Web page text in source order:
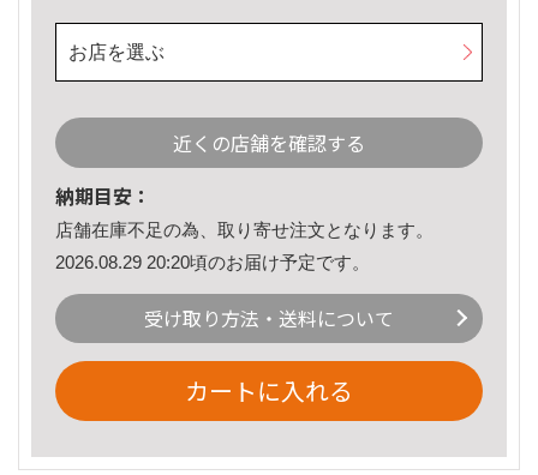
お店を選ぶ
近くの店舗を確認する
納期目安：
店舗在庫不足の為、取り寄せ注文となります。
2026.08.29 20:20頃のお届け予定です。
受け取り方法・送料について
カートに入れる